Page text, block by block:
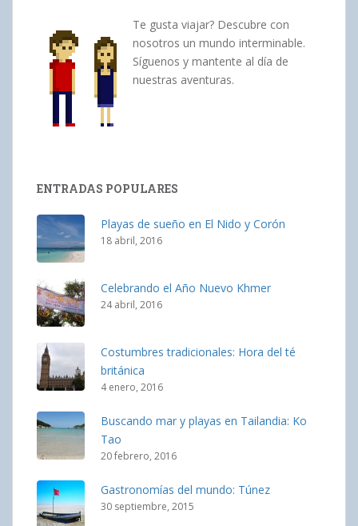
Te gusta viajar? Descubre con
nosotros un mundo interminable.
Síguenos y mantente al día de
nuestras aventuras.
ENTRADAS POPULARES
Playas de sueño en El Nido y Corón
18 abril, 2016
Celebrando el Año Nuevo Khmer
24 abril, 2016
Costumbres tradicionales: Hora del té
británica
4 enero, 2016
Buscando mar y playas en Tailandia: Ko
Tao
20 febrero, 2016
Gastronomías del mundo: Túnez
30 septiembre, 2015